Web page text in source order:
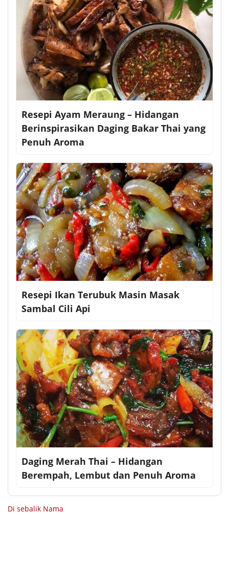
Resepi Ayam Meraung – Hidangan
Berinspirasikan Daging Bakar Thai yang
Penuh Aroma
Resepi Ikan Terubuk Masin Masak
Sambal Cili Api
Daging Merah Thai – Hidangan
Berempah, Lembut dan Penuh Aroma
Di sebalik Nama